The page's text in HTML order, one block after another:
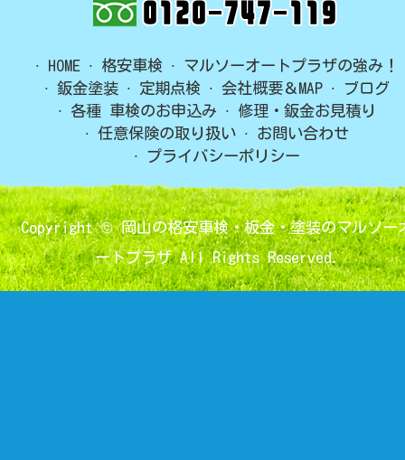
HOME 格安車検
マルソーオートプラザの強み！
鈑金塗装
定期点検 会社概要＆MAP
ブログ
各種 車検のお申込み
修理・鈑金お見積り
任意保険の取り扱い
お問い合わせ
プライバシーポリシー
Copyright ©岡山の格安車検・板金・塗装のマルソー
ートプラザAll Rights Reserved.